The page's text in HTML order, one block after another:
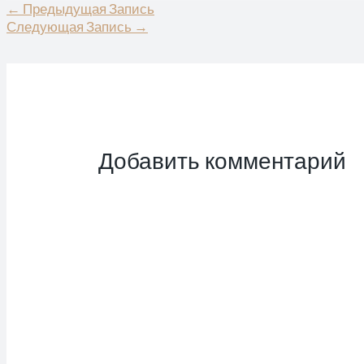
Навигация
по
← Предыдущая Запись
Следующая Запись →
Добавить комментарий